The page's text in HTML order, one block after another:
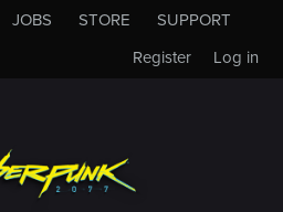
JOBS STORE
SUPPORT
Log in
Register